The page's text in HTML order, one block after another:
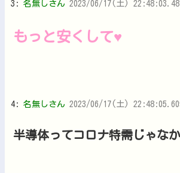
3: 名無しさん 2023/06/17(土)
もっと安くして♥
4: 名無しさん 2023/06/17(土)
半導体ってコロナ特需じゃな